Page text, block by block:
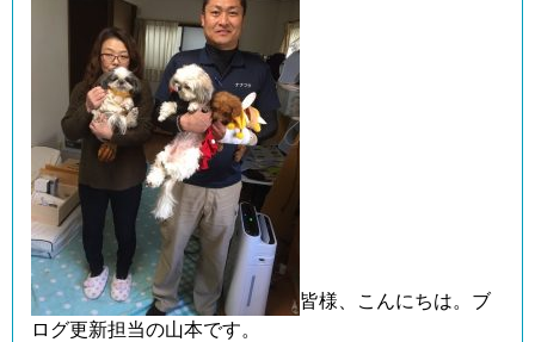
皆様、こんにちは。ブ
ログ更新担当の山本です。